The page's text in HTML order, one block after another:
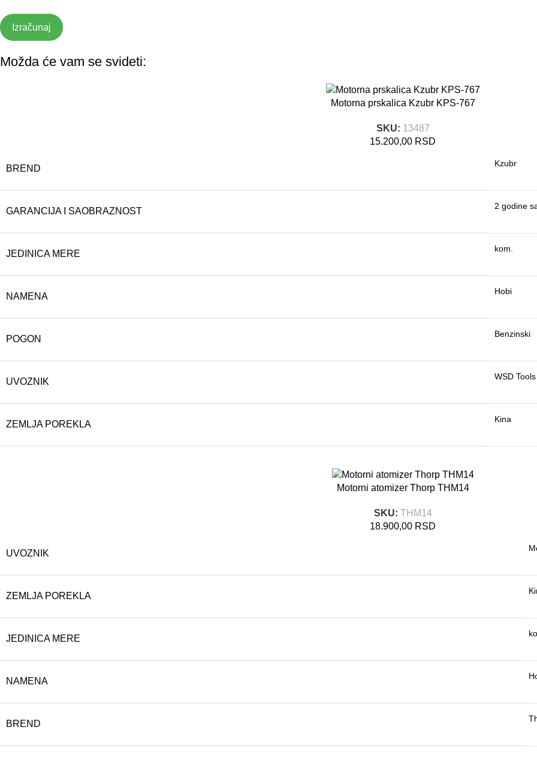
Izračunaj
Možda će vam se svideti:
Motorna prskalica Kzubr KPS-767
SKU: 13487
15.200,00 RSD
BREND Kzubr
GARANCIJA I SAOBRAZNOST 2 godine
JEDINICA MERE kom.
NAMENA Hobi
POGON Benzinski
UVOZNIK WSD Tools
ZEMLJA POREKLA Kina
Motorni atomizer Thorp THM14
SKU: THM14
18.900,00 RSD
UVOZNIK
ZEMLJA POREKLA
JEDINICA MERE
NAMENA
BREND